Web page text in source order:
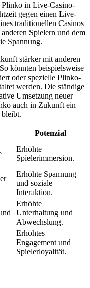
Plinko in Live-Casino-
gegen einen Live-
traditionellen Casinos
Spielern und dem
Spannung.
stärker mit anderen
könnten beispielsweise
oder spezielle Plinko-
werden. Die ständige
Umsetzung neuer
auch in Zukunft ein
Potenzial
Erhöhte
Spielerimmersion.
Erhöhte Spannung
und soziale
Interaktion.
Erhöhte
Unterhaltung und
Abwechslung.
Erhöhtes
Engagement und
Spielerloyalität.